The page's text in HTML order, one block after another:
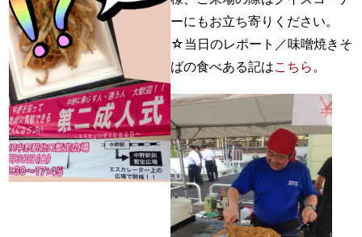
ーにもお立ち寄りください。
☆当日のレポート／味噌焼きそ
ばの食べある記はこちら。